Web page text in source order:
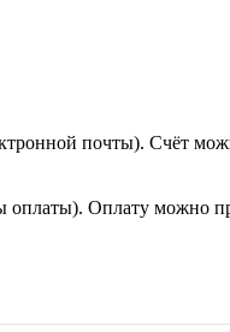
почты). Счёт
оплаты). Оплату можно